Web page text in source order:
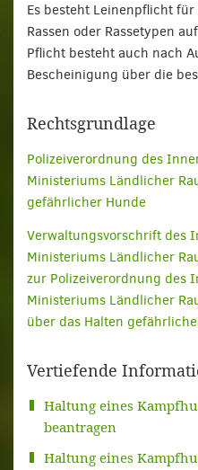
Es besteht Leinenpflicht
Rassen oder Rassetypen
Pflicht besteht auch nach
Bescheinigung über die
Rechtsgrundlage
Polizeiverordnung des
Ministeriums Ländlicher
gefährlicher Hunde
Verwaltungsvorschrift des
Ministeriums Ländlicher
zur Polizeiverordnung des
Ministeriums Ländlicher
über das Halten
Vertiefende
Haltung eines
beantragen
Haltung eines